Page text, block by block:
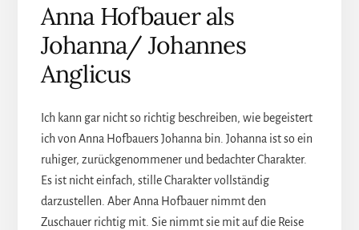
Anna Hofbauer als
Johanna/ Johannes
Anglicus
Ich kann gar nicht so richtig beschreiben, wie begeistert
ich von Anna Hofbauers Johanna bin. Johanna ist so ein
ruhiger, zurückgenommener und bedachter Charakter.
Es ist nicht einfach, stille Charakter vollständig
darzustellen. Aber Anna Hofbauer nimmt den
Zuschauer richtig mit. Sie nimmt sie mit auf die Reise